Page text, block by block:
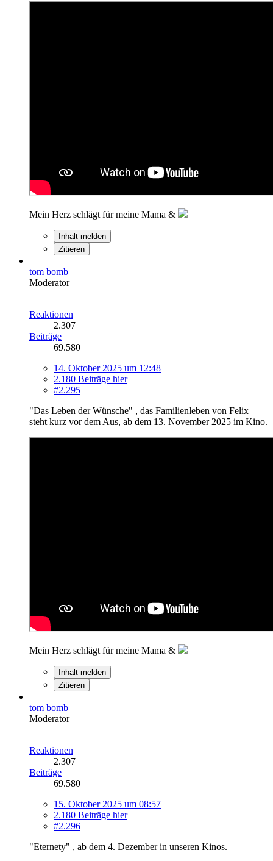
Mein Herz schlägt für meine Mama &
Inhalt melden
Zitieren
tom bomb
Moderator
Reaktionen
2.307
Beiträge
69.580
14. Oktober 2025 um 12:48
2.180 Beiträge hier
#2.295
"Das Leben der Wünsche" , das Familienleben von Felix
steht kurz vor dem Aus, ab dem 13. November 2025 im Kino.
Mein Herz schlägt für meine Mama &
Inhalt melden
Zitieren
tom bomb
Moderator
Reaktionen
2.307
Beiträge
69.580
15. Oktober 2025 um 08:57
2.180 Beiträge hier
#2.296
"Eternety" , ab dem 4. Dezember in unseren Kinos.